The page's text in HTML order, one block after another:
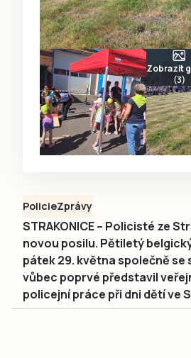
Zobrazit
(3)
PolicieZprávy
STRAKONICE – Policisté ze
novou posilu. Pětiletý
pátek 29. května společně se
vůbec poprvé představil
policejní práce při dni dětí ve